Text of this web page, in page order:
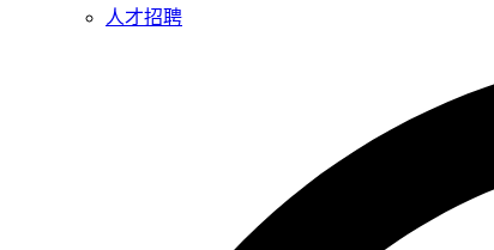
人才招聘